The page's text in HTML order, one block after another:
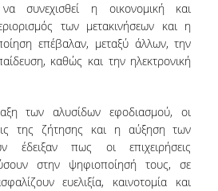
ΠΡΟΣΩΠΙΚΟ
ΕΡΕΥΝΗΤΕΣ
ΤΜΗΜΑΤΟΣ
ΣΠΟΥΔΕΣ
ΣΠΟΥΔΩΝ
ΚΑΤΕΥΘΥΝΣΕΙΣ ΣΠΟΥΔΩΝ
συνεχισθεί η οικονομική και
των μετακινήσεων και η
επέβαλαν, μεταξύ άλλων, την
καθώς και την ηλεκτρονική
των αλυσίδων εφοδιασμού, οι
της ζήτησης και η αύξηση των
έδειξαν πως οι επιχειρήσεις
στην ψηφιοποίησή τους, σε
ευελιξία, καινοτομία και